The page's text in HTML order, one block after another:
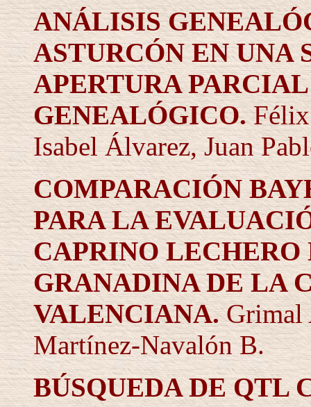
ANÁLISIS
ASTURCÓN EN UNA
APERTURA
GENEALÓGICO.
Isabel Álvarez, Juan
COMPARACIÓN
PARA LA
CAPRINO
GRANADINA DE LA
VALENCIANA.Grimal
Martínez-Navalón B.
BÚSQUEDA DE QTL